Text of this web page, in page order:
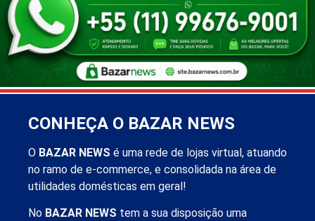
CONHEÇA O BAZAR NEWS
O BAZAR NEWS é uma rede de lojas virtual, atuando
no ramo de e-commerce, e consolidada na área de
utilidades domésticas em geral!
No BAZAR NEWS tem a sua disposição uma